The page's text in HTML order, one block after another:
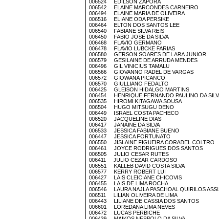
006524 EDILSON ZAPORA
006542 ELAINE MARCONDES CARNEIRO
006494 ELAINE MARIA DE OLIVEIRA
006516 ELIANE ODA PERSIKE
006464 ELTON DOS SANTOS LEE
006540 FABIANE SILVA REIS
006450 FABIO JOSE DA SILVA
006468 FLAVIO GERMANO
006478 FLAVIO LUBCKE FARIAS
006580 GERSON SOARES DE LARA JUNIOR
006579 GESILAINE DE ARRUDA MENDES
006496 GIL VINICIUS TAMALU
006566 GIOVANNO RADEL DE VARGAS
006572 GIOWANA PICANCO
006570 GIULLIANO FEDALTO
006425 GLEISON HIDALGO MARTINS
006454 HENRIQUE FERNANDO PAULINO DA
006535 HIROMI KITAGAWA SOUSA
006504 HUGO MITSUGU DENO
006449 ISRAEL COSTA PACHECO
006520 JACQUELINE DIAS
006417 JANAINE DA SILVA
006533 JESSICA FABIANE BUENO
006447 JESSICA FORTUNATO
006550 JISLAINE FIGUEIRA CORADEL COLTRO
006461 JOYCE RODRIGUES DOS SANTOS
006505 JULIO CESAR RUTES
006411 JULIO CEZAR CARDOSO
006551 KALLEB DAVID COSTA SILVA
006577 KERRY ROBERT LUI
006427 LAIS CLEICIANE CHICOVIS
006455 LAIS DE LIMA ROCHA
006546 LAURA NAJLA PASCHOAL QUIRILOS
006511 LILIAN OLIVEIRA DE LIMA
006443 LILIANE DE CASSIA DOS SANTOS
006601 LOREDANA LIMA NEVES
006472 LUCAS PERBICHE